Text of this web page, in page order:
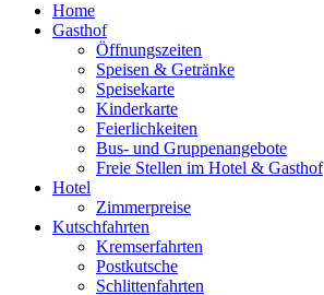
Home
Gasthof
Öffnungszeiten
Speisen & Getränke
Speisekarte
Kinderkarte
Feierlichkeiten
Bus- und Gruppenangebote
Freie Stellen im Hotel & Gasthof
Hotel
Zimmerpreise
Kutschfahrten
Kremserfahrten
Postkutsche
Schlittenfahrten